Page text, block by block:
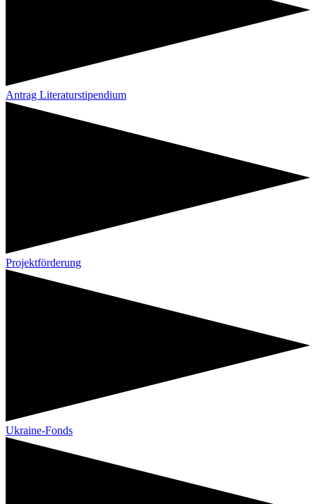
Antrag Literaturstipendium
Projektförderung
Ukraine-Fonds